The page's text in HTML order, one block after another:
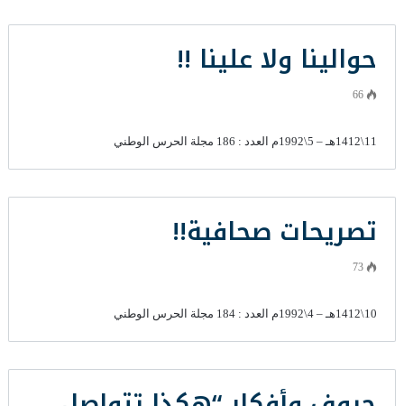
حوالينا ولا علينا !!
66
11\1412هـ – 5\1992م العدد : 186 مجلة الحرس الوطني
تصريحات صحافية!!
73
10\1412هـ – 4\1992م العدد : 184 مجلة الحرس الوطني